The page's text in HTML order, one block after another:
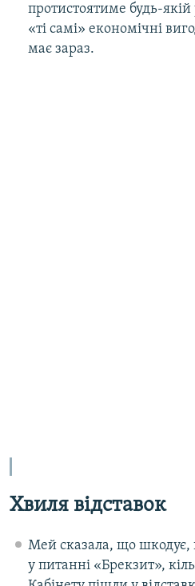
протистоятиме будь-якій
«ті самі» економічні
має зараз.
Хвиля відставок
Мей сказала, що шкодує,
у питанні «Брекзит»,